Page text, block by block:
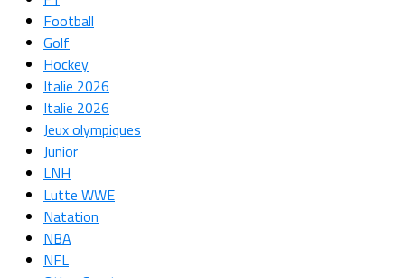
Football
Golf
Hockey
Italie 2026
Italie 2026
Jeux olympiques
Junior
LNH
Lutte WWE
Natation
NBA
NFL